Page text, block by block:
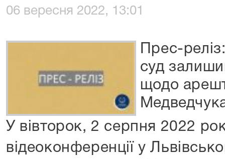
06 вересня 2022, 13:01
Прес-
суд
щодо
У вівторок, 2 серпня 2022
відеоконференції у